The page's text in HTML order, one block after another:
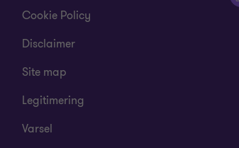
Cookie Policy
Disclaimer
Site map
Legitimering
Varsel